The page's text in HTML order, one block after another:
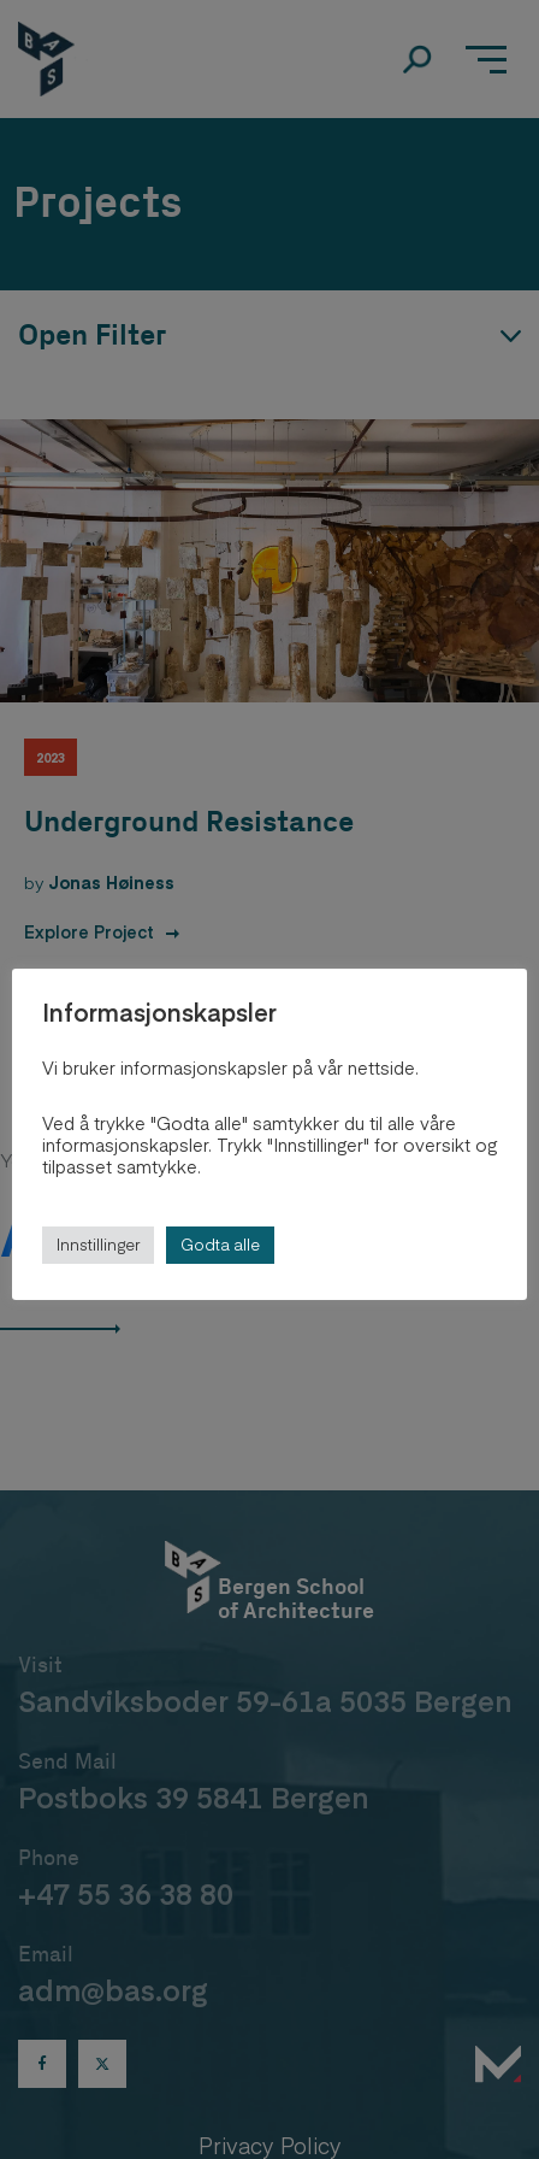
Projects
Open Filter
2023
Underground Resistance
by Jonas Høiness
Explore Project
You might be intersted in
Arkiv 2012-2018
Bergen School
of Architecture
Visit
Sandviksboder 59-61a 5035 Bergen
Send Mail
Postboks 39 5841 Bergen
Phone
+47 55 36 38 80
Email
adm@bas.org
Privacy Policy
Informasjonskapsler
Vi bruker informasjonskapsler på vår nettside.
Ved å trykke "Godta alle" samtykker du til alle våre
informasjonskapsler. Trykk "Innstillinger" for oversikt og
tilpasset samtykke.
Innstillinger Godta alle